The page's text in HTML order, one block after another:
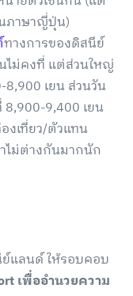
ภาษาญี่ปุ่น)
ทางการของดิสนีย์
ไม่คงที่ แต่ส่วนใหญ่
เยน ส่วนวัน
9,400 เยน
งเที่ยว/ตัวแทน
ไม่ต่างกันมากนัก
แลนด์ ให้รอบคอบ
เพื่ออำนวยความ